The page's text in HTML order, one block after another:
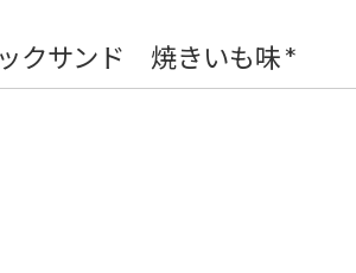
クサンド 焼きいも味 *